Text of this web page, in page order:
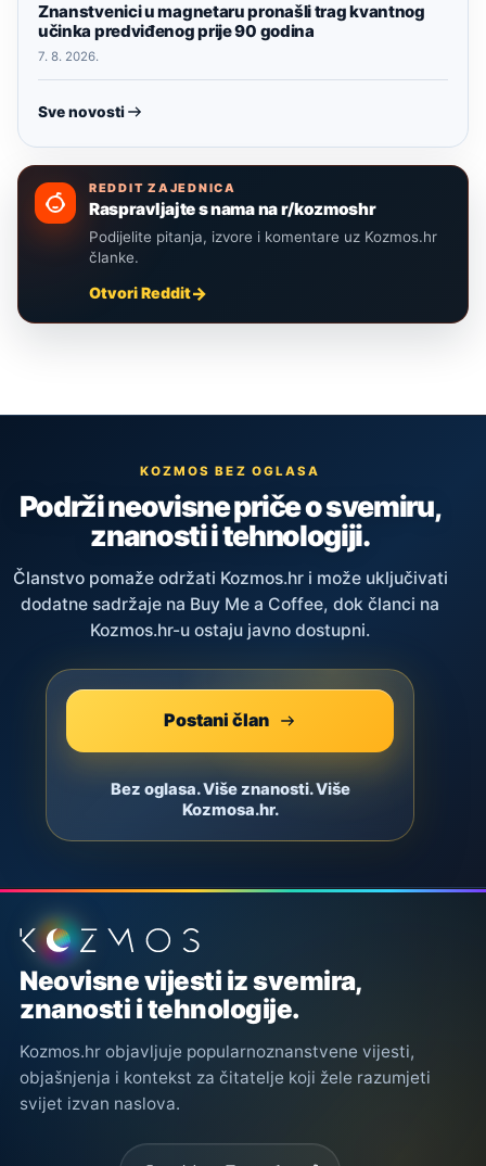
Znanstvenici u magnetaru pronašli trag kvantnog
učinka predviđenog prije 90 godina
7. 8. 2026.
Sve novosti
REDDIT ZAJEDNICA
Raspravljajte s nama na r/kozmoshr
Podijelite pitanja, izvore i komentare uz Kozmos.hr
članke.
Otvori Reddit
KOZMOS BEZ OGLASA
Podrži neovisne priče o svemiru,
znanosti i tehnologiji.
Članstvo pomaže održati Kozmos.hr i može uključivati
dodatne sadržaje na Buy Me a Coffee, dok članci na
Kozmos.hr-u ostaju javno dostupni.
Postani član
Bez oglasa. Više znanosti. Više
Kozmosa.hr.
Podnožje stranice
Neovisne vijesti iz svemira,
znanosti i tehnologije.
Kozmos.hr objavljuje popularnoznanstvene vijesti,
objašnjenja i kontekst za čitatelje koji žele razumjeti
svijet izvan naslova.